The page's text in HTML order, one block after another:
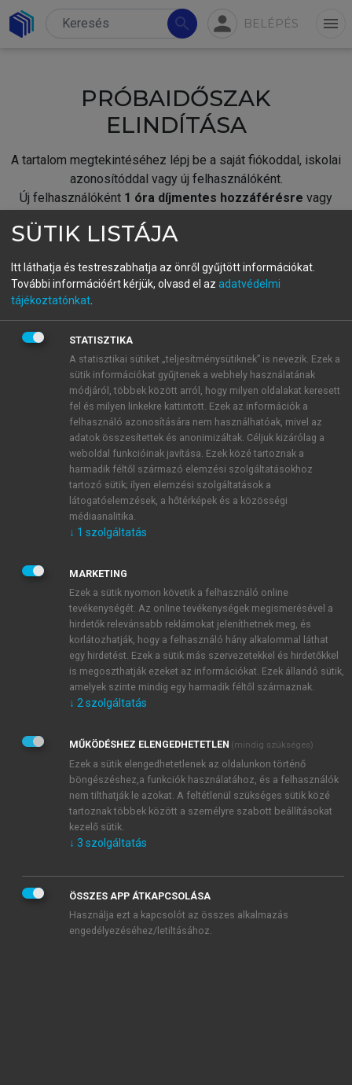
search person BELÉPÉS menu
PRÓBAIDŐSZAK
ELINDÍTÁSA
A tartalom megtekintéséhez lépj be a saját fiókoddal, iskolai
azonosítóddal vagy új felhasználóként.
Új felhasználóként 1 óra díjmentes hozzáférésre vagy
fiókoddal,vagy hozz létre új fiókot.
A regisztráció után apróbaidőszakautomatikusan
BELÉPÉS SAJÁT FIÓKKAL
ÚJ FIÓK LÉTREHOZÁSA
1 óra díjmentes hozzáférés
E-MAIL-CÍM
JELSZÓ
JELSZÓ ÚJRA
Kérek értesítést a MeRSZ újdonságairól, akcióiról.
Kérek értesítést az Akadémiai Kiadó Zrt. újdonságairól,
Adatkezelési tájékoztatóbanfoglaltakat tudomásul
veszem és elfogadom.
Általános vásárlási feltételeket, valamint a szotar.netés a
mersz.huoldalak licencszerződéseiben foglaltakat
tudomásul veszem és elfogadom.
KIPRÓBÁLOM
SÜTIK LISTÁJA
Itt láthatja és testreszabhatja az önről gyűjtött információkat.
További információért kérjük, olvasd el az adatvédelmi
tájékoztatónkat
STATISZTIKA
A statisztikai sütiket „teljesítménysütiknek” is nevezik. Ezek a
sütik információkat gyűjtenek a webhely használatának
módjáról, többek között arról, hogy milyen oldalakat keresett
fel és milyen linkekre kattintott. Ezek az információk a
felhasználó azonosítására nem használhatóak, mivel az
adatok összesítettek és anonimizáltak. Céljuk kizárólag a
weboldal funkcióinak javítása. Ezek közé tartoznak a
harmadik féltől származó elemzési szolgáltatásokhoz
tartozó sütik; ilyen elemzési szolgáltatások a
látogatóelemzések, a hőtérképek és a közösségi
médiaanalitika.
↓ 1 szolgáltatás
MARKETING
Ezek a sütik nyomon követik a felhasználó online
tevékenységét. Az online tevékenységek megismerésével a
hirdetők relevánsabb reklámokat jeleníthetnek meg, és
korlátozhatják, hogy a felhasználó hány alkalommal láthat
egy hirdetést. Ezek a sütik más szervezetekkel és hirdetőkkel
is megoszthatják ezeket az információkat. Ezek állandó sütik,
amelyek szinte mindig egy harmadik féltől származnak.
↓ 2 szolgáltatás
MŰKÖDÉSHEZ ELENGEDHETETLEN (mindig szükséges)
Ezek a sütik elengedhetetlenek az oldalunkon történő
böngészéshez,a funkciók használatához, és a felhasználók
nem tilthatják le azokat. A feltétlenül szükséges sütik közé
tartoznak többek között a személyre szabott beállításokat
kezelő sütik.
↓ 3 szolgáltatás
ÖSSZES APP ÁTKAPCSOLÁSA
Használja ezt a kapcsolót az összes alkalmazás
engedélyezéséhez/letiltásához.